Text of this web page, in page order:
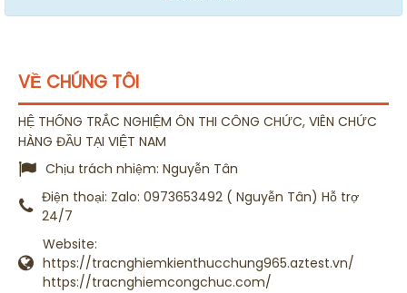
VỀ CHÚNG TÔI
HỆ THỐNG TRẮC NGHIỆM ÔN THI CÔNG CHỨC, VIÊN CHỨC
HÀNG ĐẦU TẠI VIỆT NAM
Chịu trách nhiệm: Nguyễn Tân
Điện thoại: Zalo: 0973653492 ( Nguyễn Tân) Hỗ trợ
24/7
Website:
https://tracnghiemkienthucchung965.aztest.vn/
https://tracnghiemcongchuc.com/